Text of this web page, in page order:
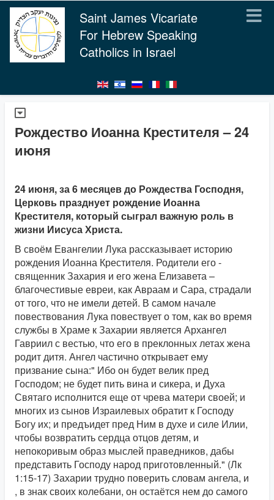
Saint James Vicariate
For Hebrew Speaking
Catholics in Israel
Рождество Иоанна Крестителя – 24
июня
24 июня, за 6 месяцев до Рождества Господня,
Церковь празднует рождение Иоанна
Крестителя, который сыграл важную роль в
жизни Иисуса Христа.
В своём Евангелии Лука рассказывает историю
рождения Иоанна Крестителя. Родители его -
священник Захария и его жена Елизавета –
благочестивые евреи, как Авраам и Сара, страдали
от того, что не имели детей. В самом начале
повествования Лука повествует о том, как во время
службы в Храме к Захарии является Архангел
Гавриил с вестью, что его в преклонных летах жена
родит дитя. Ангел частично открывает ему
призвание сына:" Ибо он будет велик пред
Господом; не будет пить вина и сикера, и Духа
Святаго исполнится еще от чрева матери своей; и
многих из сынов Израилевых обратит к Господу
Богу их; и предъидет пред Ним в духе и силе Илии,
чтобы возвратить сердца отцов детям, и
непокоривым образ мыслей праведников, дабы
представить Господу народ приготовленный." (Лк
1:15-17) Захарии трудно поверить словам ангела, и
, в знак своих колебани, он остаётся нем до самого